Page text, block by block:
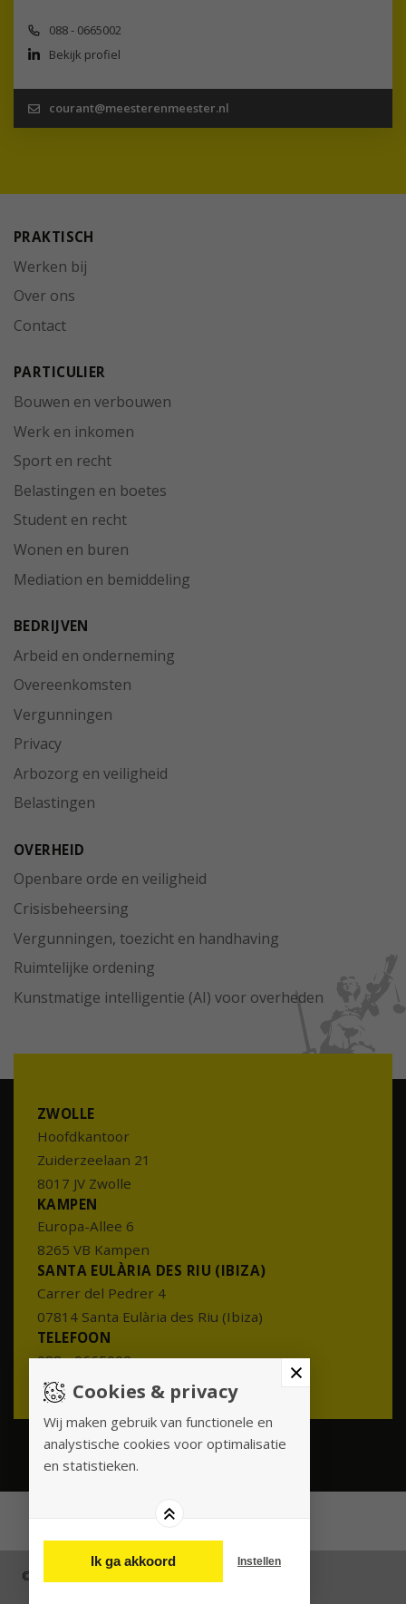
088 - 0665002
Bekijk profiel
courant@meesterenmeester.nl
PRAKTISCH
Werken bij
Over ons
Contact
PARTICULIER
Bouwen en verbouwen
Werk en inkomen
Sport en recht
Belastingen en boetes
Student en recht
Wonen en buren
Mediation en bemiddeling
BEDRIJVEN
Arbeid en onderneming
Overeenkomsten
Vergunningen
Privacy
Arbozorg en veiligheid
Belastingen
OVERHEID
Openbare orde en veiligheid
Crisisbeheersing
Vergunningen, toezicht en handhaving
Ruimtelijke ordening
Kunstmatige intelligentie (AI) voor overheden
ZWOLLE
Hoofdkantoor
Zuiderzeelaan 21
8017 JV Zwolle
KAMPEN
Europa-Allee 6
8265 VB Kampen
SANTA EULÀRIA DES RIU (IBIZA)
Carrer del Pedrer 4
07814 Santa Eulària des Riu (Ibiza)
TELEFOON
088 - 0665002
info@meesterenmeester.nl
© 2026
Cookies & privacy
Wij maken gebruik van functionele en
analystische cookies voor optimalisatie
en statistieken.
Ik ga akkoord Instellen